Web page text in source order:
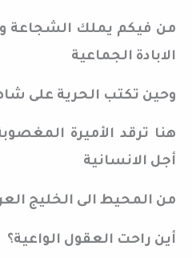
من فيكم يملك الشجاعة
الابادة الجماعية
وحين تكتب الحرية على
هنا ترقد الأميرة
أجل الانسانية
من المحيط الى الخليج
أين راحت العقول الواعية؟